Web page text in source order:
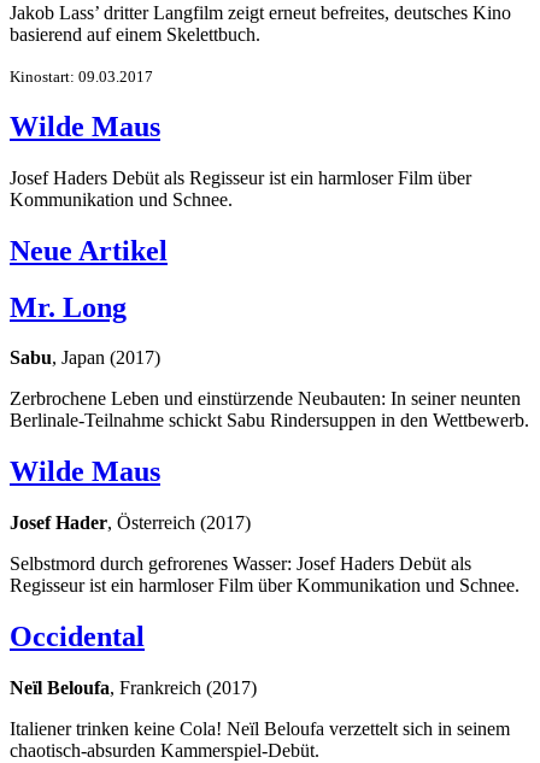
Jakob Lass’ dritter Langfilm zeigt erneut befreites, deutsches Kino
basierend auf einem Skelettbuch.
Kinostart: 09.03.2017
Wilde Maus
Josef Haders Debüt als Regisseur ist ein harmloser Film über
Kommunikation und Schnee.
Neue Artikel
Mr. Long
Sabu, Japan (2017)
Zerbrochene Leben und einstürzende Neubauten: In seiner neunten
Berlinale-Teilnahme schickt Sabu Rindersuppen in den Wettbewerb.
Wilde Maus
Josef Hader, Österreich (2017)
Selbstmord durch gefrorenes Wasser: Josef Haders Debüt als
Regisseur ist ein harmloser Film über Kommunikation und Schnee.
Occidental
Neïl Beloufa, Frankreich (2017)
Italiener trinken keine Cola! Neïl Beloufa verzettelt sich in seinem
chaotisch-absurden Kammerspiel-Debüt.